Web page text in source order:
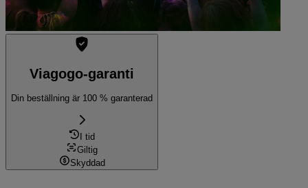
Viagogo-garanti
Din beställning är 100 % garanterad
I tid
Giltig
Skyddad